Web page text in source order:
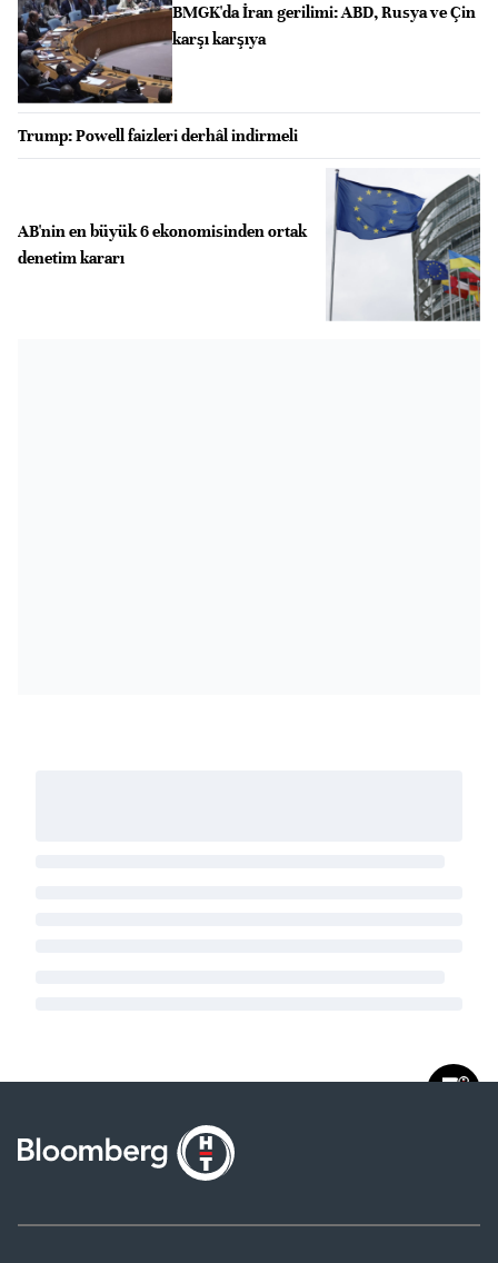
BMGK'da İran gerilimi: ABD, Rusya ve Çin
karşı karşıya
Trump: Powell faizleri derhâl indirmeli
AB'nin en büyük 6 ekonomisinden ortak
denetim kararı